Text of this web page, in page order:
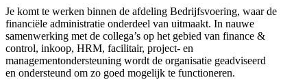
Je komt te werken binnen de afdeling Bedrijfsvoering, waar de
financiële administratie onderdeel van uitmaakt. In nauwe
samenwerking met de collega’s op het gebied van finance &
control, inkoop, HRM, facilitair, project- en
managementondersteuning wordt de organisatie geadviseerd
en ondersteund om zo goed mogelijk te functioneren.